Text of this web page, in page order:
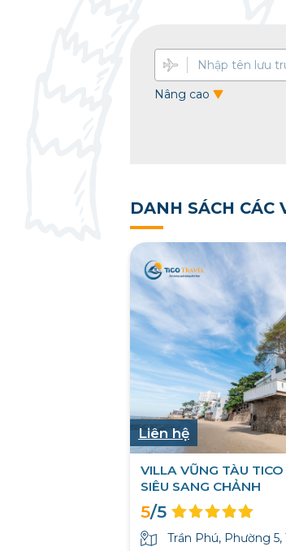
Nâng cao
DANH SÁCH CÁC
Liên hệ
VILLA VŨNG TÀU
SIÊU SANG CHẢNH
5/5
Trần Phú, Phường 5,